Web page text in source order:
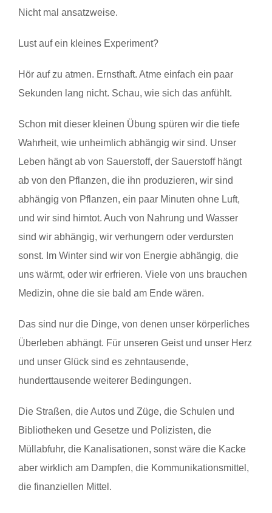
Nicht mal ansatzweise.
Lust auf ein kleines Experiment?
Hör auf zu atmen. Ernsthaft. Atme einfach ein paar
Sekunden lang nicht. Schau, wie sich das anfühlt.
Schon mit dieser kleinen Übung spüren wir die tiefe
Wahrheit, wie unheimlich abhängig wir sind. Unser
Leben hängt ab von Sauerstoff, der Sauerstoff hängt
ab von den Pflanzen, die ihn produzieren, wir sind
abhängig von Pflanzen, ein paar Minuten ohne Luft,
und wir sind hirntot. Auch von Nahrung und Wasser
sind wir abhängig, wir verhungern oder verdursten
sonst. Im Winter sind wir von Energie abhängig, die
uns wärmt, oder wir erfrieren. Viele von uns brauchen
Medizin, ohne die sie bald am Ende wären.
Das sind nur die Dinge, von denen unser körperliches
Überleben abhängt. Für unseren Geist und unser Herz
und unser Glück sind es zehntausende,
hunderttausende weiterer Bedingungen.
Die Straßen, die Autos und Züge, die Schulen und
Bibliotheken und Gesetze und Polizisten, die
Müllabfuhr, die Kanalisationen, sonst wäre die Kacke
aber wirklich am Dampfen, die Kommunikationsmittel,
die finanziellen Mittel.